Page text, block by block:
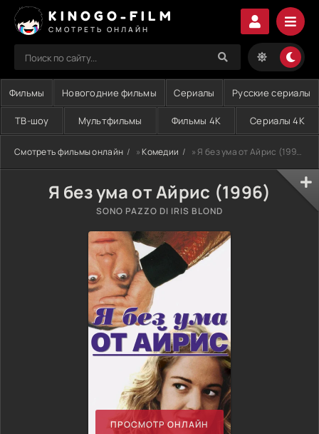
KINOGO-FILM
СМОТРЕТЬ ОНЛАЙН
Фильмы Новогодние фильмы Сериалы Русские сериалы
ТВ-шоу Мультфильмы Фильмы 4K Сериалы 4K
Смотреть фильмы онлайн »Комедии » Я без ума от Айрис (1996)
Я без ума от Айрис (1996)
SONO PAZZO DI IRIS BLOND
ПРОСМОТР ОНЛАЙН